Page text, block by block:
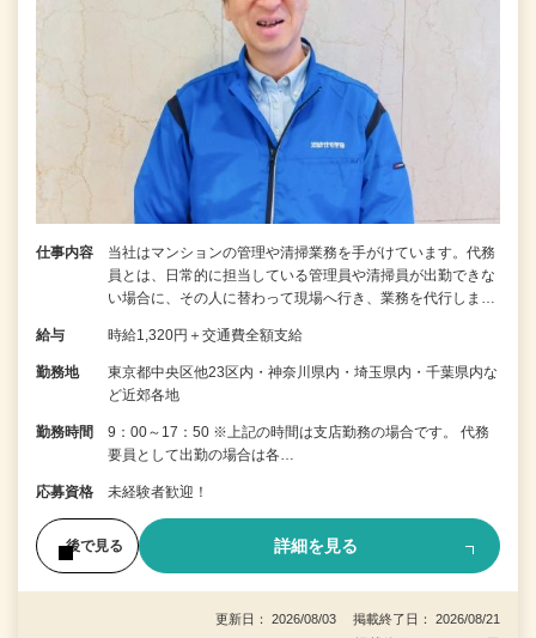
仕事内容
当社はマンションの管理や清掃業務を手がけています。代務
員とは、日常的に担当している管理員や清掃員が出勤できな
い場合に、その人に替わって現場へ行き、業務を代行しま…
給与 時給1,320円＋交通費全額支給
勤務地
東京都中央区他23区内・神奈川県内・埼玉県内・千葉県内な
ど近郊各地
勤務時間
9：00～17：50 ※上記の時間は支店勤務の場合です。 代務
要員として出勤の場合は各…
応募資格 未経験者歓迎！
後で見る 詳細を見る
更新日： 2026/08/03 掲載終了日： 2026/08/21